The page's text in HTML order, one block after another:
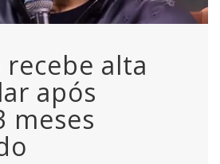
recebe alta
após
meses